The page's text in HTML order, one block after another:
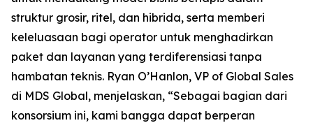
struktur grosir, ritel, dan hibrida, serta memberi
keleluasaan bagi operator untuk menghadirkan
paket dan layanan yang terdiferensiasi tanpa
hambatan teknis. Ryan O’Hanlon, VP of Global Sales
di MDS Global, menjelaskan, “Sebagai bagian dari
konsorsium ini, kami bangga dapat berperan